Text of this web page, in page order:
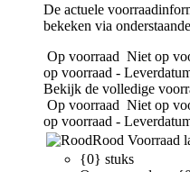
De actuele
bekeken via
Op voorraad Niet op
op voorraad -
Bekijk de volledige
Op voorraad Niet op
op voorraad -
Rood Voorraad
{0} stuks